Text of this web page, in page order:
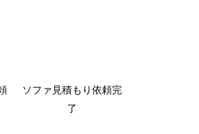
ソファ見積もり依頼完
了